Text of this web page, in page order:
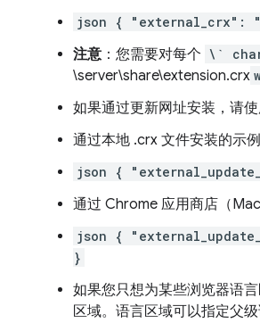
json { "external_crx":
注意：您需要对每个 \`
\server\share\extension.crx
如果通过更新网址安装，请
通过本地 .crx 文件安装的示
json {
通过 Chrome 应用商店（
json {
}
如果您只想为某些浏览器语
区域。语言区域可以指定父